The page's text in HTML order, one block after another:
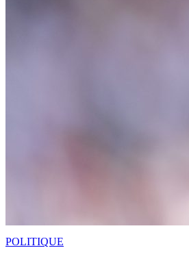
POLITIQUE